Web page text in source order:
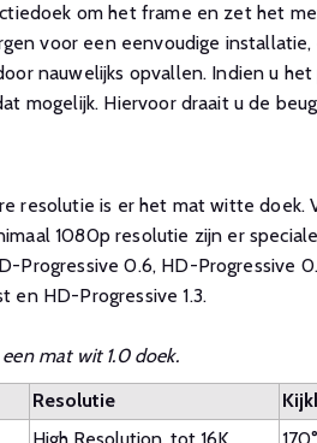
om het frame en zet het
voor een eenvoudige
nauwelijks opvallen. Indien u
mogelijk. Hiervoor draait u de
resolutie is er het mat witte doek.
1080p resolutie zijn er
Progressive 0.6, HD-Progressive
en HD-Progressive 1.3.
mat wit 1.0 doek.
Resolutie